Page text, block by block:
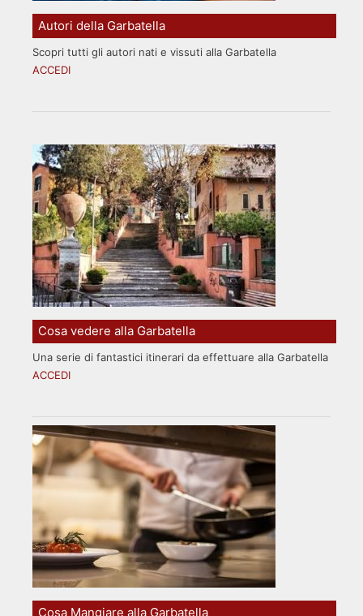
Autori della Garbatella
Scopri tutti gli autori nati e vissuti alla Garbatella
ACCEDI
Cosa vedere alla Garbatella
Una serie di fantastici itinerari da effettuare alla Garbatella
ACCEDI
Cosa Mangiare alla Garbatella